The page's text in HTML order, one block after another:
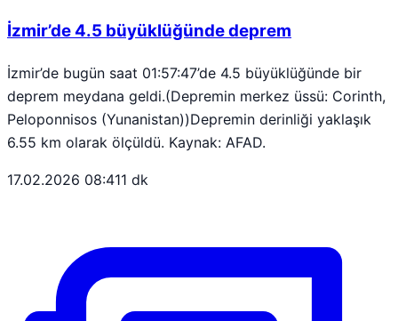
İzmir’de 4.5 büyüklüğünde deprem
İzmir’de bugün saat 01:57:47’de 4.5 büyüklüğünde bir
deprem meydana geldi.(Depremin merkez üssü: Corinth,
Peloponnisos (Yunanistan))Depremin derinliği yaklaşık
6.55 km olarak ölçüldü. Kaynak: AFAD.
17.02.2026 08:411 dk